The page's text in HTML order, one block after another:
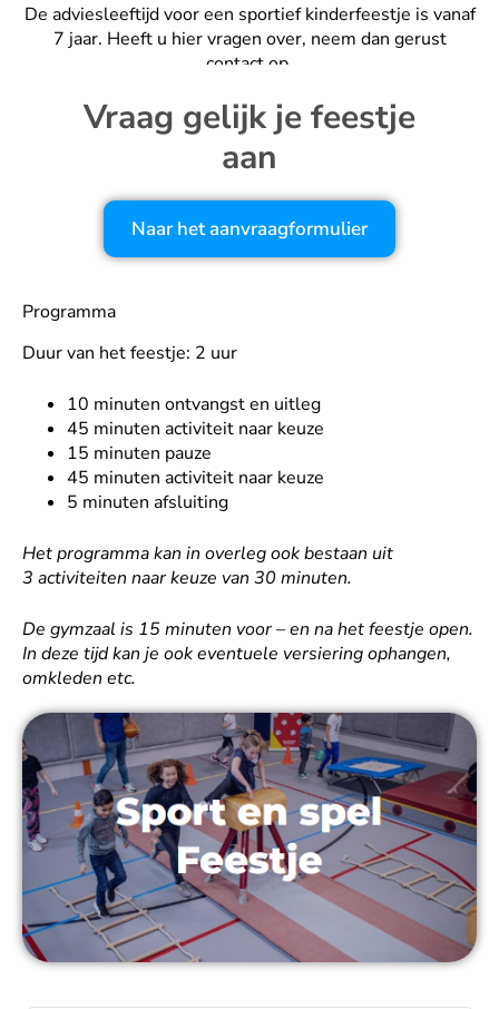
De adviesleeftijd voor een sportief kinderfeestje is vanaf
7 jaar. Heeft u hier vragen over, neem dan gerust
contact op.
Vraag gelijk je feestje
aan
Naar het aanvraagformulier
Programma
Duur van het feestje: 2 uur
10 minuten ontvangst en uitleg
45 minuten activiteit naar keuze
15 minuten pauze
45 minuten activiteit naar keuze
5 minuten afsluiting
Het programma kan in overleg ook bestaan uit
3 activiteiten naar keuze van 30 minuten.
De gymzaal is 15 minuten voor – en na het feestje open.
In deze tijd kan je ook eventuele versiering ophangen,
omkleden etc.